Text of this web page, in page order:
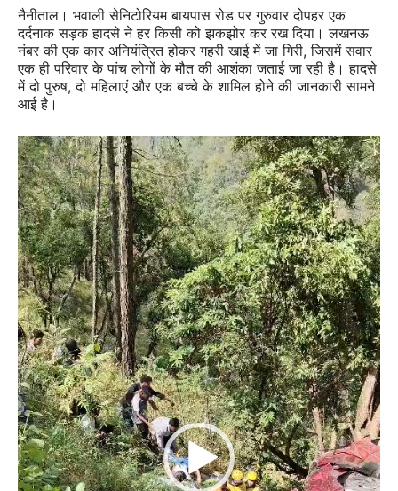
नैनीताल। भवाली सेनिटोरियम बायपास रोड पर गुरुवार दोपहर एक
दर्दनाक सड़क हादसे ने हर किसी को झकझोर कर रख दिया। लखनऊ
नंबर की एक कार अनियंत्रित होकर गहरी खाई में जा गिरी, जिसमें सवार
एक ही परिवार के पांच लोगों के मौत की आशंका जताई जा रही है। हादसे
में दो पुरुष, दो महिलाएं और एक बच्चे के शामिल होने की जानकारी सामने
आई है।
Video
Player